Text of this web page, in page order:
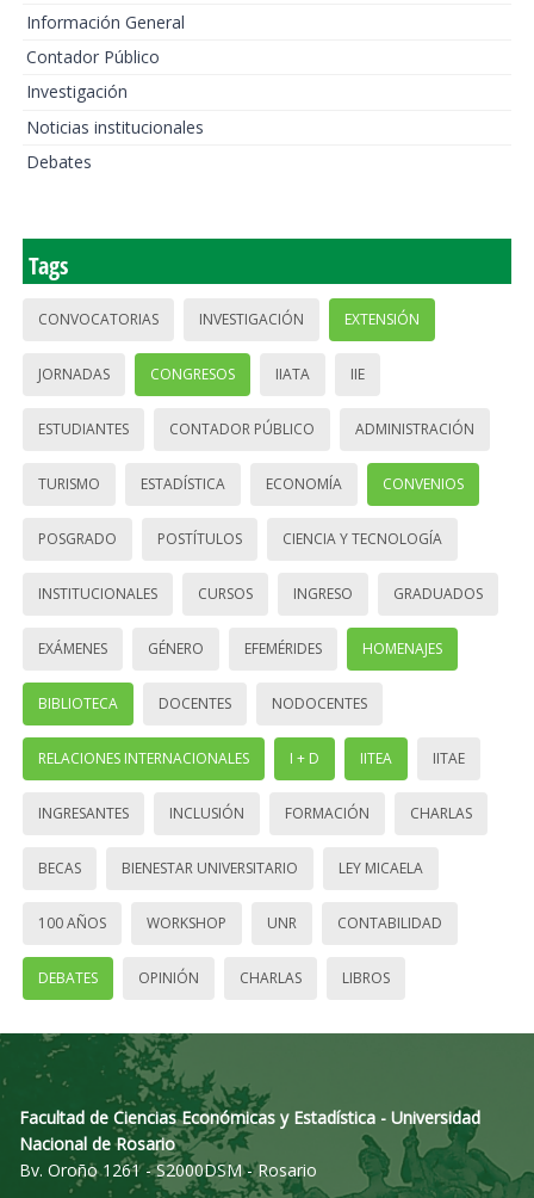
Información General
Contador Público
Investigación
Noticias institucionales
Debates
Tags
CONVOCATORIAS INVESTIGACIÓN EXTENSIÓN
JORNADAS CONGRESOS IIATA IIE
ESTUDIANTES CONTADOR PÚBLICO ADMINISTRACIÓN
TURISMO ESTADÍSTICA ECONOMÍA CONVENIOS
POSGRADO POSTÍTULOS CIENCIA Y TECNOLOGÍA
INSTITUCIONALES CURSOS INGRESO GRADUADOS
EXÁMENES GÉNERO EFEMÉRIDES HOMENAJES
BIBLIOTECA DOCENTES NODOCENTES
RELACIONES INTERNACIONALES I + D IITEA IITAE
INGRESANTES INCLUSIÓN FORMACIÓN CHARLAS
BECAS BIENESTAR UNIVERSITARIO LEY MICAELA
100 AÑOS WORKSHOP UNR CONTABILIDAD
DEBATES OPINIÓN CHARLAS LIBROS
Facultad de Ciencias Económicas y Estadística - Universidad
Nacional de Rosario
Bv. Oroño 1261 - S2000DSM - Rosario